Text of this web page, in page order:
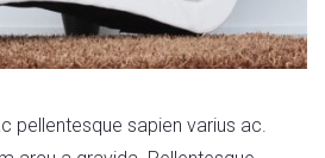
pellentesque sapien varius ac.